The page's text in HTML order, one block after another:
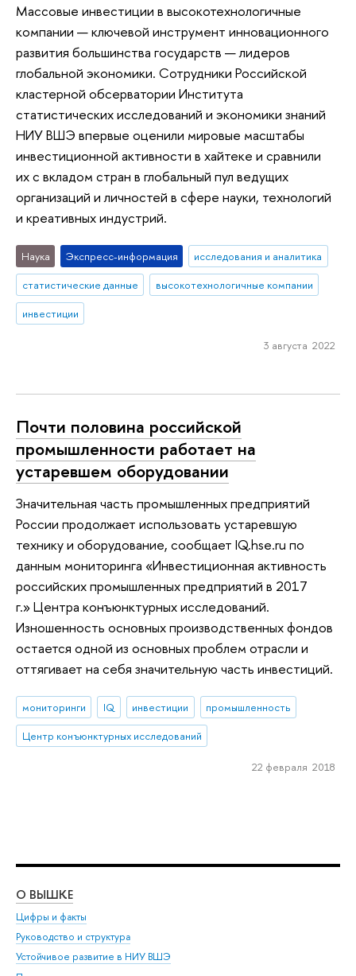
Массовые инвестиции в высокотехнологичные
компании — ключевой инструмент инновационного
развития большинства государств — лидеров
глобальной экономики. Сотрудники Российской
кластерной обсерватории Института
статистических исследований и экономики знаний
НИУ ВШЭ впервые оценили мировые масштабы
инвестиционной активности в хайтеке и сравнили
их с вкладом стран в глобальный пул ведущих
организаций и личностей в сфере науки, технологий
и креативных индустрий.
Наука Экспресс-информация
исследования и аналитика
статистические данные
высокотехнологичные компании
инвестиции
3 августа 2022
Почти половина российской
промышленности работает на
устаревшем оборудовании
Значительная часть промышленных предприятий
России продолжает использовать устаревшую
технику и оборудование, сообщает IQ.hse.ru по
данным мониторинга «Инвестиционная активность
российских промышленных предприятий в 2017
г.» Центра конъюнктурных исследований.
Изношенность основных производственных фондов
остается одной из основных проблем отрасли и
оттягивает на себя значительную часть инвестиций.
мониторинги IQ инвестиции
промышленность
Центр конъюнктурных исследований
22 февраля 2018
О ВЫШКЕ
Цифры и факты
Руководство и структура
Устойчивое развитие в НИУ ВШЭ